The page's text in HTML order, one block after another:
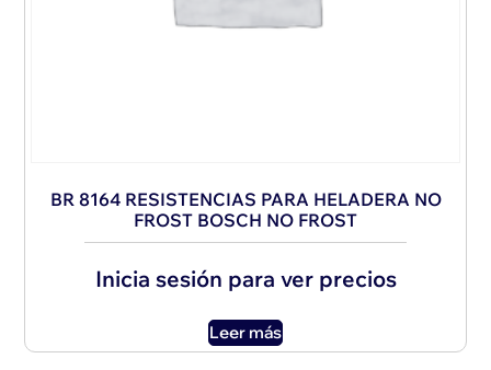
BR 8164 RESISTENCIAS PARA HELADERA NO
FROST BOSCH NO FROST
Inicia sesión para ver precios
Leer más